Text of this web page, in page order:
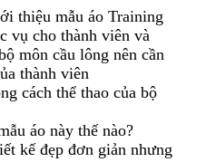
thiệu mẫu áo Training
vụ cho thành viên và
môn cầu lông nên cần
thành viên
cách thể thao của bộ
áo này thế nào?
kế đẹp đơn giản nhưng